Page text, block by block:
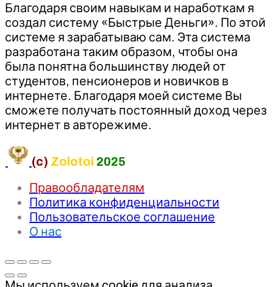
Благодаря своим навыкам и наработкам я
создал систему «Быстрые Деньги». По этой
системе я зарабатываю сам. Эта система
разработана таким образом, чтобы она
была понятна большинству людей от
студентов, пенсионеров и новичков в
интернете. Благодаря моей системе Вы
сможете получать постоянный доход через
интернет в авторежиме.
(c) Zolotoi 2025
Правообладателям
Политика конфиденциальности
Пользовательское соглашение
О нас